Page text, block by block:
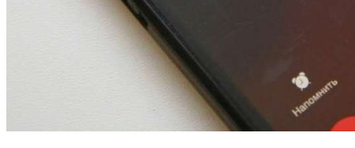
заключены контракты на 3,6 млн долларов